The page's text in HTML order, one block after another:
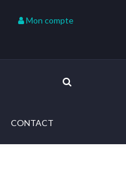
Mon compte
CONTACT